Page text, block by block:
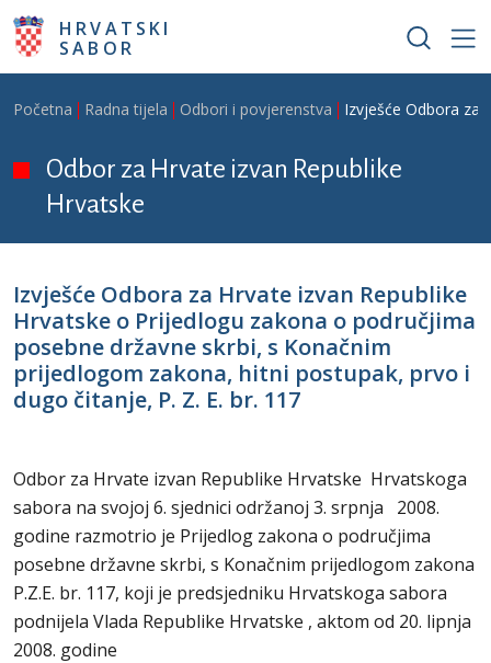
Skoči na glavni sadržaj
HRVATSKI
SABOR
Breadcrumb
Početna Radna tijela Odbori i povjerenstva Izvješće Odbora za
Odbor za Hrvate izvan Republike
Hrvatske
Izvješće Odbora za Hrvate izvan Republike
Hrvatske o Prijedlogu zakona o područjima
posebne državne skrbi, s Konačnim
prijedlogom zakona, hitni postupak, prvo i
dugo čitanje, P. Z. E. br. 117
Odbor za Hrvate izvan Republike Hrvatske Hrvatskoga
sabora na svojoj 6. sjednici održanoj 3. srpnja 2008.
godine razmotrio je Prijedlog zakona o područjima
posebne državne skrbi, s Konačnim prijedlogom zakona
P.Z.E. br. 117, koji je predsjedniku Hrvatskoga sabora
podnijela Vlada Republike Hrvatske , aktom od 20. lipnja
2008. godine